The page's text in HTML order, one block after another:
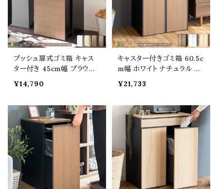
プッシュ扉式ゴミ箱 キャス
ター付き 45cm幅 ブラウン
ホワイト キャスター付ゴミ箱
ゃれ 北欧 モダン スタイリッ
シュ 木目調 幅45cm 奥行
き29.5cm 高さ90cm 大容
量 くずかご ダストボックス
45リットルゴミ袋対応
¥14,790
キャスター付きゴミ箱 60.5c
m幅 ホワイト ナチュラル ブ
ボックス くずかご くず入れ
90cm おすすめ おしゃれ 北
欧 モダン スタイリッシュ キ
ッチンペール プッシュ扉式
二連式 分別ゴミ箱 ゴミの
分別 キャスター付き
¥21,733